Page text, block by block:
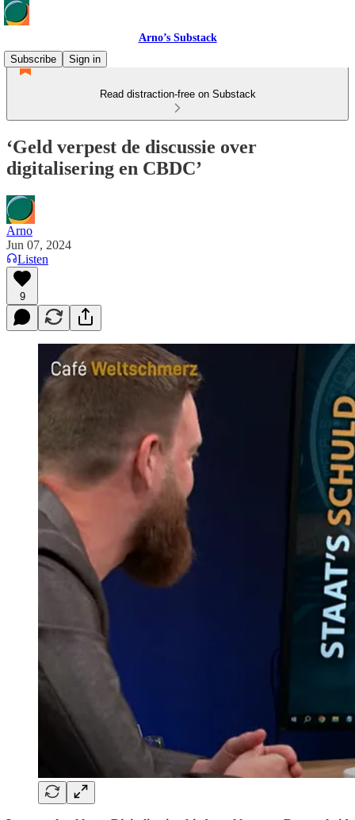
Arno’s Substack
Subscribe
Sign in
Read distraction-free on Substack
‘Geld verpest de discussie over
digitalisering en CBDC’
Arno
Jun 07, 2024
Listen
9